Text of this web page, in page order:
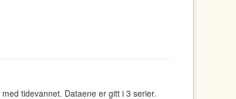
tidevannet. Dataene er gitt i 3 serier.